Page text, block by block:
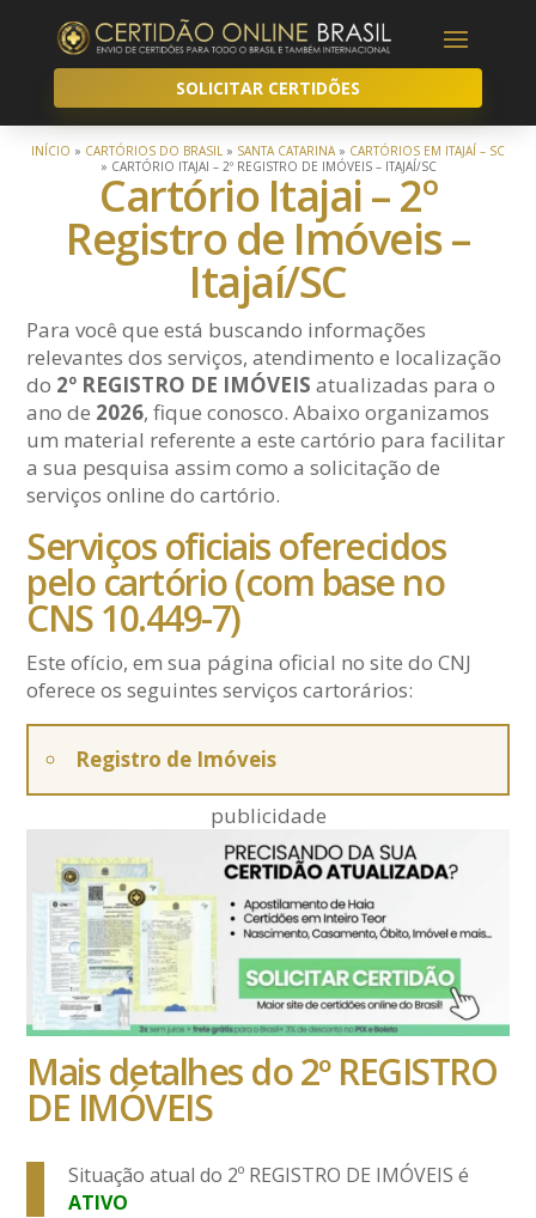
SOLICITAR CERTIDÕES
INÍCIO » CARTÓRIOS DO BRASIL » SANTA CATARINA» CARTÓRIOS EM ITAJAÍ – SC
» CARTÓRIO ITAJAI – 2º REGISTRO DE IMÓVEIS – ITAJAÍ/SC
Cartório Itajai – 2º
Registro de Imóveis –
Itajaí/SC
Para você que está buscando informações
relevantes dos serviços, atendimento e localização
do 2º REGISTRO DE IMÓVEIS atualizadas para o
ano de 2026, fique conosco. Abaixo organizamos
um material referente a este cartório para facilitar
a sua pesquisa assim como a solicitação de
serviços online do cartório.
Serviços oficiais oferecidos
pelo cartório (com base no
CNS 10.449-7)
Este ofício, em sua página oficial no site do CNJ
oferece os seguintes serviços cartorários:
Registro de Imóveis
publicidade
Mais detalhes do 2º REGISTRO
DE IMÓVEIS
Situação atual do 2º REGISTRO DE IMÓVEIS é
ATIVO